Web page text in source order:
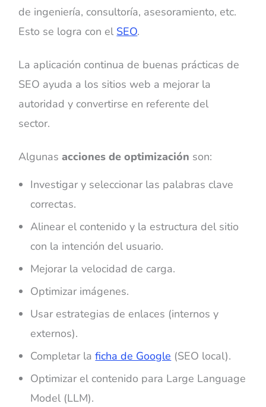
de ingeniería, consultoría, asesoramiento, etc.
Esto se logra con el SEO.
La aplicación continua de buenas prácticas de
SEO ayuda a los sitios web a mejorar la
autoridad y convertirse en referente del
sector.
Algunasacciones de optimización son:
Investigar y seleccionar las palabras clave
correctas.
Alinear el contenido y la estructura del sitio
con la intención del usuario.
Mejorar la velocidad de carga.
Optimizar imágenes.
Usar estrategias de enlaces (internos y
externos).
Completar laficha de Google (SEO local).
Optimizar el contenido para Large Language
Model (LLM).